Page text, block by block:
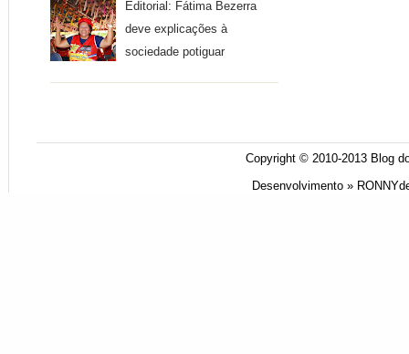
Editorial: Fátima Bezerra
deve explicações à
sociedade potiguar
Copyright © 2010-2013 Blog
Desenvolvimento »